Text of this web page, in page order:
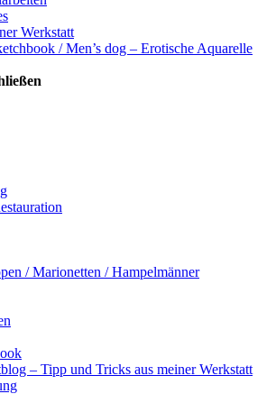
Werkstatt
/ Men’s dog – Erotische Aquarelle
/ Marionetten / Hampelmänner
– Tipp und Tricks aus meiner Werkstatt